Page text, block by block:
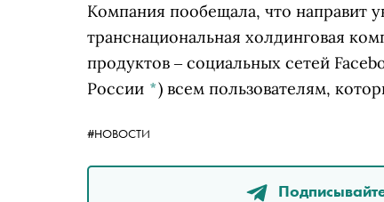
Компания пообещала, что направит
транснациональная холдинговая
продуктов ‒ социальных сетей
России *) всем пользователям,
#НОВОСТИ